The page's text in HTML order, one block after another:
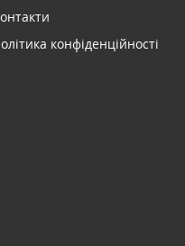
конфіденційності